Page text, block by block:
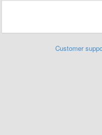
Customer